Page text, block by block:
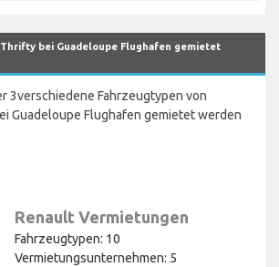
bei Guadeloupe Flughafen gemietet
3verschiedene Fahrzeugtypen von
Guadeloupe Flughafen gemietet werden
Renault Vermietungen
Fahrzeugtypen: 10
Vermietungsunternehmen: 5